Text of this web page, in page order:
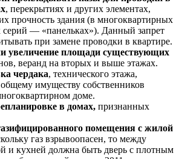
, перекрытиях и других элементах,
прочность здания (в многоквартирных
— «панельках»). Данный запрет
при замене проводки в квартире.
увеличение площади существующих
веранд на вторых и выше этажах.
чердака, технического этажа,
имуществу собственников
доме.
в домах, признанных
помещения с жилой
газ взрывоопасен, то между
и кухней должна быть дверь с плотным